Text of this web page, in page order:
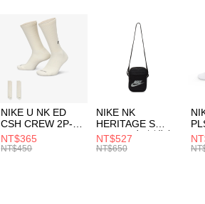
／
※
絡
先
付
每
NIKE U NK ED
CSH CREW 2P-
144 EMBRDY 男
女 短統襪
NT$365
NT$450
NIKE NK
HERITAGE S
SMIT 男女 側背包
BA5871010
NT$527
NT$650
襪